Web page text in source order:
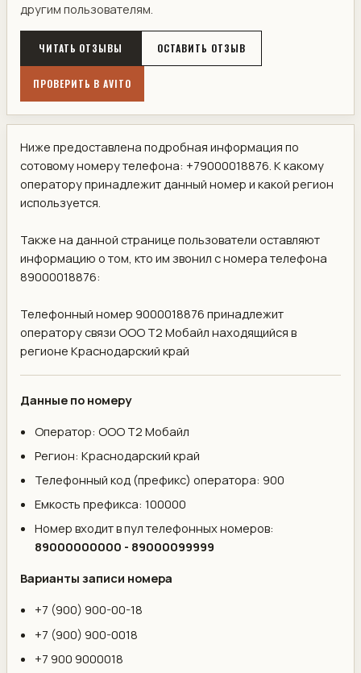
другим пользователям.
ЧИТАТЬ ОТЗЫВЫ ОСТАВИТЬ ОТЗЫВ
ПРОВЕРИТЬ В AVITO
Ниже предоставлена подробная информация по
сотовому номеру телефона: +79000018876. К какому
оператору принадлежит данный номер и какой регион
используется.
Также на данной странице пользователи оставляют
информацию о том, кто им звонил с номера телефона
89000018876:
Телефонный номер 9000018876 принадлежит
оператору связи ООО Т2 Мобайл находящийся в
регионе Краснодарский край
Данные по номеру
Оператор: ООО Т2 Мобайл
Регион: Краснодарский край
Телефонный код (префикс) оператора: 900
Емкость префикса: 100000
Номер входит в пул телефонных номеров:
89000000000 - 89000099999
Варианты записи номера
+7 (900) 900-00-18
+7 (900) 900-0018
+7 900 9000018